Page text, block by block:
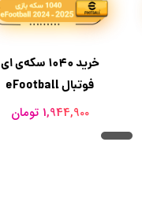
خرید 1040 سکه‌ی ای
فوتبال eFootball
1,944,900 تومان